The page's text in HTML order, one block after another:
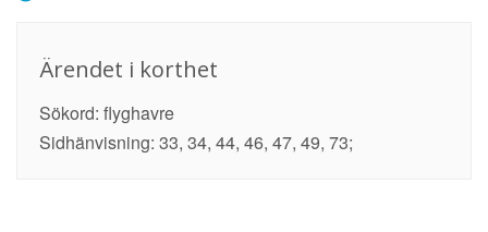
Ärendet i korthet
Sökord: flyghavre
Sidhänvisning: 33, 34, 44, 46, 47, 49, 73;